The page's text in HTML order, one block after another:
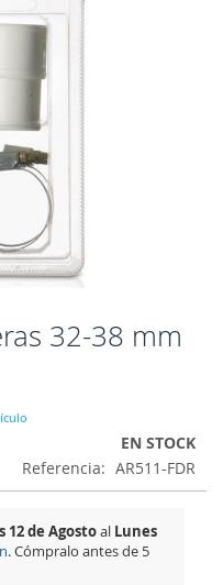
32-38 mm
EN STOCK
Referencia
AR511-FDR
12 de Agostoal Lunes
. Cómpralo antes de 5